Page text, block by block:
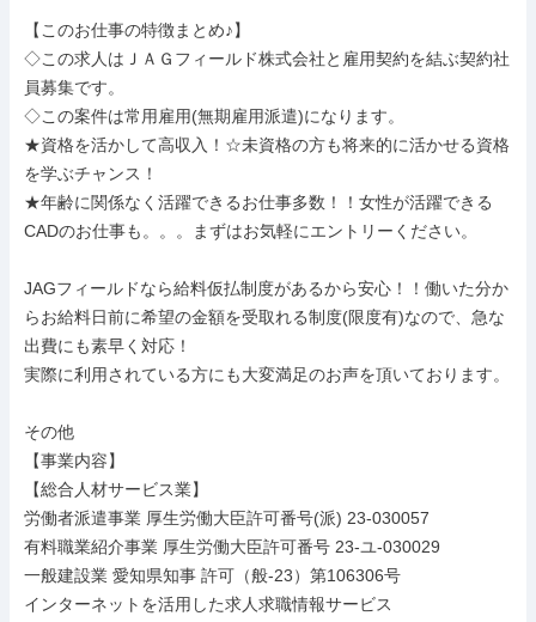
【このお仕事の特徴まとめ♪】
◇この求人はＪＡＧフィールド株式会社と雇用契約を結ぶ契約社
員募集です。
◇この案件は常用雇用(無期雇用派遣)になります。
★資格を活かして高収入！☆未資格の方も将来的に活かせる資格
を学ぶチャンス！
★年齢に関係なく活躍できるお仕事多数！！女性が活躍できる
CADのお仕事も。。。まずはお気軽にエントリーください。
JAGフィールドなら給料仮払制度があるから安心！！働いた分か
らお給料日前に希望の金額を受取れる制度(限度有)なので、急な
出費にも素早く対応！
実際に利用されている方にも大変満足のお声を頂いております。
その他
【事業内容】
【総合人材サービス業】
労働者派遣事業 厚生労働大臣許可番号(派) 23-030057
有料職業紹介事業 厚生労働大臣許可番号 23-ユ-030029
一般建設業 愛知県知事 許可（般-23）第106306号
インターネットを活用した求人求職情報サービス